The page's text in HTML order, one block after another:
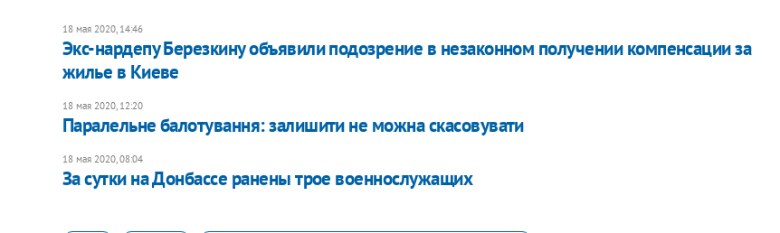
18 мая 2020, 14:46
Экс-нардепу Березкину объявили подозрение в незаконном получении компенсации за
жилье в Киеве
18 мая 2020, 12:20
Паралельне балотування: залишити не можна скасовувати
18 мая 2020, 08:04
За сутки на Донбассе ранены трое военнослужащих